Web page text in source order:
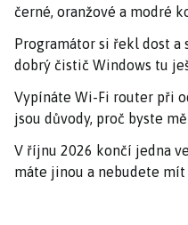
černé, oranžové a modré
Programátor si řekl dost a
dobrý čistič Windows tu
Vypínáte Wi-Fi router při
jsou důvody, proč byste
V říjnu 2026 končí jedna
máte jinou a nebudete